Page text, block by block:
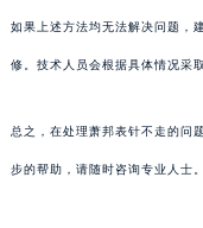
如果上述方法均无法解决问题，
修。技术人员会根据具体情况采
总之，在处理萧邦表针不走的问
步的帮助，请随时咨询专业人士。